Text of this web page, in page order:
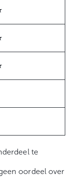
te
oordeel over